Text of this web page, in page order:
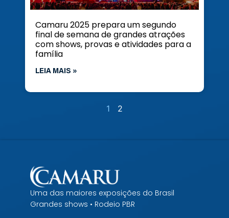
Camaru 2025 prepara um segundo
final de semana de grandes atrações
com shows, provas e atividades para a
família
LEIA MAIS »
1 2
Uma das maiores exposições do Brasil
Grandes shows • Rodeio PBR